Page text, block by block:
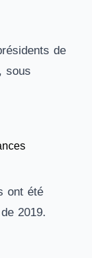
de
sous
ont été
2019.